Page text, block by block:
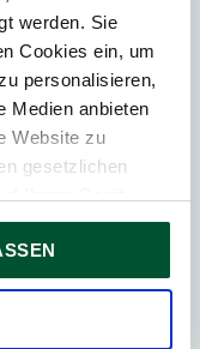
werden. Sie
Cookies ein, um
personalisieren,
Medien anbieten
Website zu
gesetzlichen
unserer Website
Cookie-Typen
in der